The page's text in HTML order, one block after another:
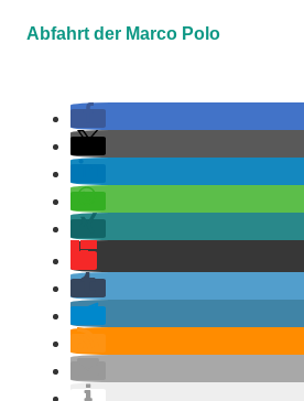
Abfahrt der Marco Polo